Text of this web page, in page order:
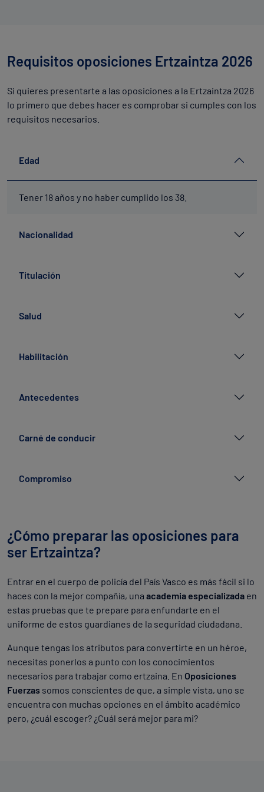
Requisitos oposiciones Ertzaintza 2026
Si quieres presentarte a las oposiciones a la Ertzaintza 2026
lo primero que debes hacer es comprobar si cumples con los
requisitos necesarios.
Edad
Tener 18 años y no haber cumplido los 38.
Nacionalidad
Titulación
Salud
Habilitación
Antecedentes
Carné de conducir
Compromiso
¿Cómo preparar las oposiciones para
ser Ertzaintza?
Entrar en el cuerpo de policía del País Vasco es más fácil si lo
haces con la mejor compañía, una academia especializada en
estas pruebas que te prepare para enfundarte en el
uniforme de estos guardianes de la seguridad ciudadana.
Aunque tengas los atributos para convertirte en un héroe,
necesitas ponerlos a punto con los conocimientos
necesarios para trabajar como ertzaina. En Oposiciones
Fuerzas somos conscientes de que, a simple vista, uno se
encuentra con muchas opciones en el ámbito académico
pero, ¿cuál escoger? ¿Cuál será mejor para mi?